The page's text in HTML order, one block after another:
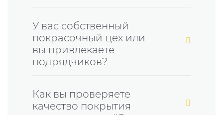
У вас собственный
покрасочный цех или
вы привлекаете
подрядчиков?
Как вы проверяете
качество покрытия